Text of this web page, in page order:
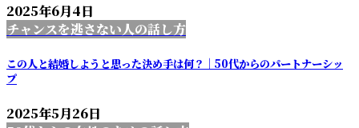
2025年6月4日
チャンスを逃さない人の話し方
この人と結婚しようと思った決め手は何？｜50代からのパートナーシッ
プ
2025年5月26日